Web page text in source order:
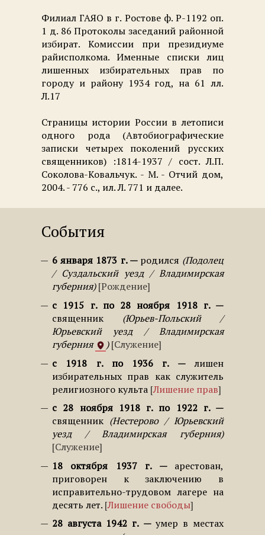
Филиал ГАЯО в г. Ростове ф. Р-1192 оп.
1 д. 86 Протоколы заседаний районной
избират. Комиссии при президиуме
райисполкома. Именные списки лиц
лишенных избирательных прав по
городу и району 1934 год, на 61 лл.
Л.17
Страницы истории России в летописи
одного рода (Автобиографические
записки четырех поколений русских
священников) :1814-1937 / сост. Л.П.
Соколова-Ковальчук. - М. - Отчий дом,
2004. - 776 с., ил. Л. 771 и далее.
События
6 января 1873 г. родился Подолец
/ Суздальский уезд / Владимирская
губерния
Рождение
с 1915 г. по 28 ноября 1918 г.
священник
Юрьев-Польский /
Юрьевский уезд / Владимирская
губерния
Служение
с 1918 г. по 1936 г.
лишен
избирательных прав как служитель
религиозного культа Лишение прав
с 28 ноября 1918 г. по 1922 г.
священник
Нестерово / Юрьевский
уезд / Владимирская губерния
Служение
18 октября 1937 г.
арестован,
приговорен к заключению в
исправительно-трудовом лагере на
десять лет. Лишение свободы
28 августа 1942 г.
умер в местах